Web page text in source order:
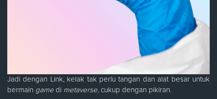
Jadi dengan Link, kelak tak perlu tangan dan alat besar untuk
bermain game di metaverse, cukup dengan pikiran.